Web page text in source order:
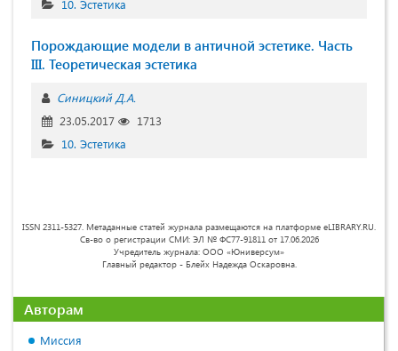
10. Эстетика
Порождающие модели в античной эстетике. Часть
III. Теоретическая эстетика
Синицкий Д.А.
23.05.2017
1713
10. Эстетика
ISSN 2311-5327. Метаданные статей журнала размещаются на платформе eLIBRARY.RU.
Св-во о регистрации СМИ: ЭЛ № ФС77-91811 от 17.06.2026
Учредитель журнала: ООО «Юниверсум»
Главный редактор - Блейх Надежда Оскаровна.
Авторам
Миссия